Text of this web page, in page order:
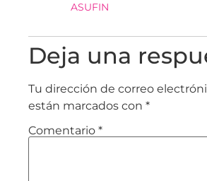
ASUFIN
Deja una
Tu dirección de correo
están marcados con *
Comentario *